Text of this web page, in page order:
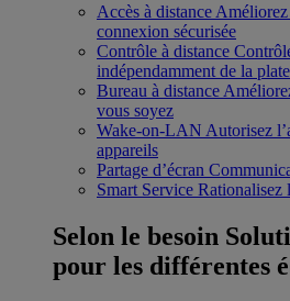
Accès à distance Améliorez
connexion sécurisée
Contrôle à distance
indépendamment de la
Bureau à distance
vous soyez
Wake-on-LAN Autorisez
appareils
Partage d’écran
Smart Service Rationalisez
Selon le besoin
pour les différentes